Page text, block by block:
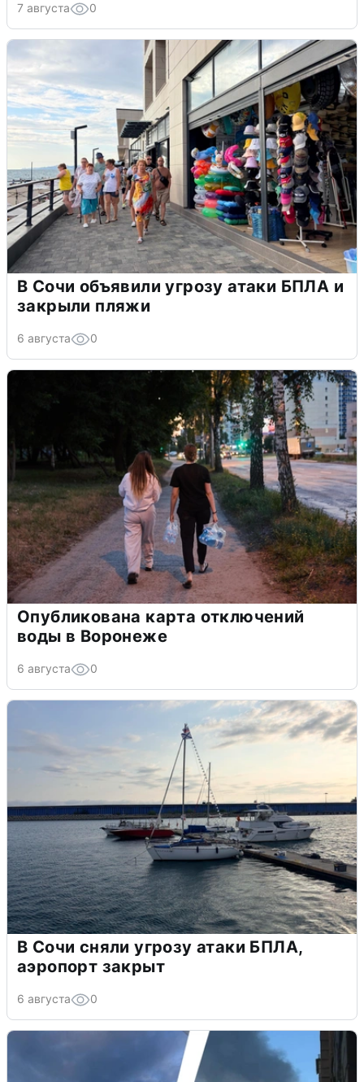
7 августа 0
В Сочи объявили угрозу атаки БПЛА и
закрыли пляжи
6 августа 0
Опубликована карта отключений
воды в Воронеже
6 августа 0
В Сочи сняли угрозу атаки БПЛА,
аэропорт закрыт
6 августа 0